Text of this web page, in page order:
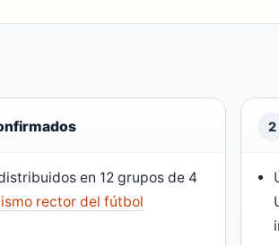
en 12 grupos de 4
rector del fútbol
2